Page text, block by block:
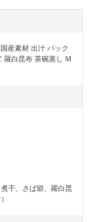
産素材 出汁 パック
羅白昆布 茶碗蒸し M
干、さば節、羅白昆